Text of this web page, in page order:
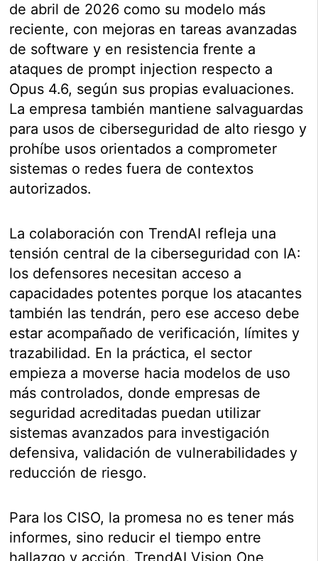
de abril de 2026 como su modelo más
reciente, con mejoras en tareas avanzadas
de software y en resistencia frente a
ataques de prompt injection respecto a
Opus 4.6, según sus propias evaluaciones.
La empresa también mantiene salvaguardas
para usos de ciberseguridad de alto riesgo y
prohíbe usos orientados a comprometer
sistemas o redes fuera de contextos
autorizados.
La colaboración con TrendAI refleja una
tensión central de la ciberseguridad con IA:
los defensores necesitan acceso a
capacidades potentes porque los atacantes
también las tendrán, pero ese acceso debe
estar acompañado de verificación, límites y
trazabilidad. En la práctica, el sector
empieza a moverse hacia modelos de uso
más controlados, donde empresas de
seguridad acreditadas puedan utilizar
sistemas avanzados para investigación
defensiva, validación de vulnerabilidades y
reducción de riesgo.
Para los CISO, la promesa no es tener más
informes, sino reducir el tiempo entre